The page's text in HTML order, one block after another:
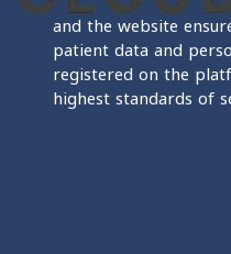
and the website
patient data and
registered on the
highest standards of